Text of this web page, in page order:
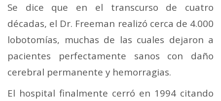
Se dice que en el transcurso de cuatro
décadas, el Dr. Freeman realizó cerca de 4.000
lobotomías, muchas de las cuales dejaron a
pacientes perfectamente sanos con daño
cerebral permanente y hemorragias.
El hospital finalmente cerró en 1994 citando